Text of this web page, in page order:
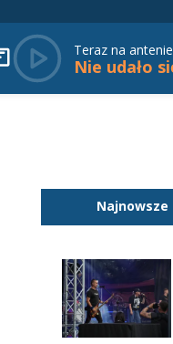
Teraz na antenie
Najnowsze